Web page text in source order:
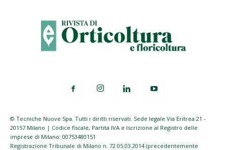
© Tecniche Nuove Spa. Tutti i diritti riservati. Sede legale Via Eritrea 21 -
20157 Milano | Codice fiscale, Partita IVA e Iscrizione al Registro delle
imprese di Milano: 00753480151
Registrazione Tribunale di Milano n. 72 05.03.2014 (precedentemente